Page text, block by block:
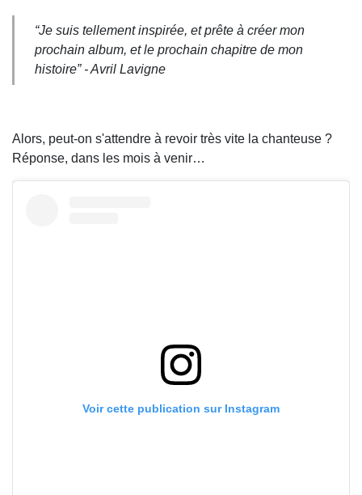
“Je suis tellement inspirée, et prête à créer mon
prochain album, et le prochain chapitre de mon
histoire” - Avril Lavigne
Alors, peut-on s'attendre à revoir très vite la chanteuse ?
Réponse, dans les mois à venir…
Voir cette publication sur Instagram